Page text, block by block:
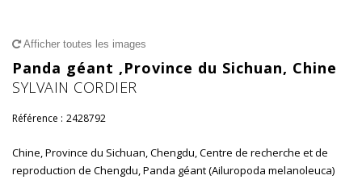
Afficher toutes les images
Panda géant ,Province du Sichuan, Chine
SYLVAIN CORDIER
Référence : 2428792
Chine, Province du Sichuan, Chengdu, Centre de recherche et de
reproduction de Chengdu, Panda géant (Ailuropoda melanoleuca)